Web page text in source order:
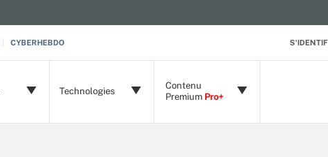
CYBERHEBDO
Technologies
Contenu
Premium Pro+